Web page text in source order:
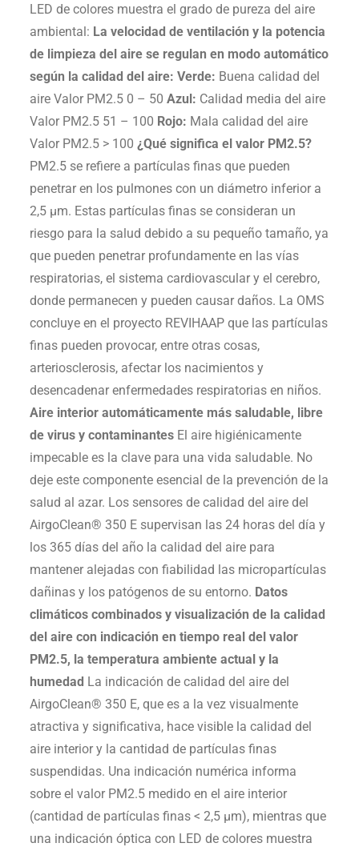
LED de colores muestra el grado de pureza del aire
ambiental: La velocidad de ventilación y la potencia
de limpieza del aire se regulan en modo automático
según la calidad del aire: Verde: Buena calidad del
aire Valor PM2.5 0 – 50 Azul: Calidad media del aire
Valor PM2.5 51 – 100 Rojo: Mala calidad del aire
Valor PM2.5 > 100 ¿Qué significa el valor PM2.5?
PM2.5 se refiere a partículas finas que pueden
penetrar en los pulmones con un diámetro inferior a
2,5 µm. Estas partículas finas se consideran un
riesgo para la salud debido a su pequeño tamaño, ya
que pueden penetrar profundamente en las vías
respiratorias, el sistema cardiovascular y el cerebro,
donde permanecen y pueden causar daños. La OMS
concluye en el proyecto REVIHAAP que las partículas
finas pueden provocar, entre otras cosas,
arteriosclerosis, afectar los nacimientos y
desencadenar enfermedades respiratorias en niños.
Aire interior automáticamente más saludable, libre
de virus y contaminantesEl aire higiénicamente
impecable es la clave para una vida saludable. No
deje este componente esencial de la prevención de la
salud al azar. Los sensores de calidad del aire del
AirgoClean® 350 E supervisan las 24 horas del día y
los 365 días del año la calidad del aire para
mantener alejadas con fiabilidad las micropartículas
dañinas y los patógenos de su entorno. Datos
climáticos combinados y visualización de la calidad
del aire con indicación en tiempo real del valor
PM2.5, la temperatura ambiente actual y la
humedad La indicación de calidad del aire del
AirgoClean® 350 E, que es a la vez visualmente
atractiva y significativa, hace visible la calidad del
aire interior y la cantidad de partículas finas
suspendidas. Una indicación numérica informa
sobre el valor PM2.5 medido en el aire interior
(cantidad de partículas finas < 2,5 µm), mientras que
una indicación óptica con LED de colores muestra